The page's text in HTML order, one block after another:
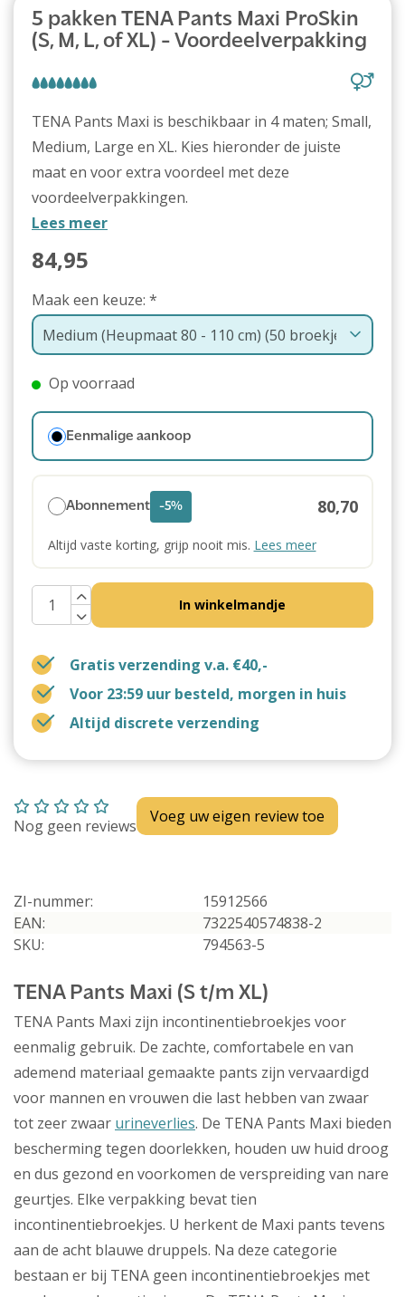
5 pakken TENA Pants Maxi ProSkin
(S, M, L, of XL) - Voordeelverpakking
TENA Pants Maxi is beschikbaar in 4 maten; Small,
Medium, Large en XL. Kies hieronder de juiste
maat en voor extra voordeel met deze
voordeelverpakkingen.
Lees meer
84,95
Maak een keuze: *
Op voorraad
Eenmalige aankoop
Abonnement -5% 80,70
Altijd vaste korting, grijp nooit mis. Lees meer
In winkelmandje
Gratis verzending v.a. €40,-
Voor 23:59 uur besteld, morgen in huis
Altijd discrete verzending
Nog geen reviews Voeg uw eigen review toe
ZI-nummer:
15912566
EAN:
7322540574838-2
SKU:
794563-5
TENA Pants Maxi (S t/m XL)
TENA Pants Maxi zijn incontinentiebroekjes voor
eenmalig gebruik. De zachte, comfortabele en van
ademend materiaal gemaakte pants zijn vervaardigd
voor mannen en vrouwen die last hebben van zwaar
tot zeer zwaar urineverlies. De TENA Pants Maxi bieden
bescherming tegen doorlekken, houden uw huid droog
en dus gezond en voorkomen de verspreiding van nare
geurtjes. Elke verpakking bevat tien
incontinentiebroekjes. U herkent de Maxi pants tevens
aan de acht blauwe druppels. Na deze categorie
bestaan er bij TENA geen incontinentiebroekjes met